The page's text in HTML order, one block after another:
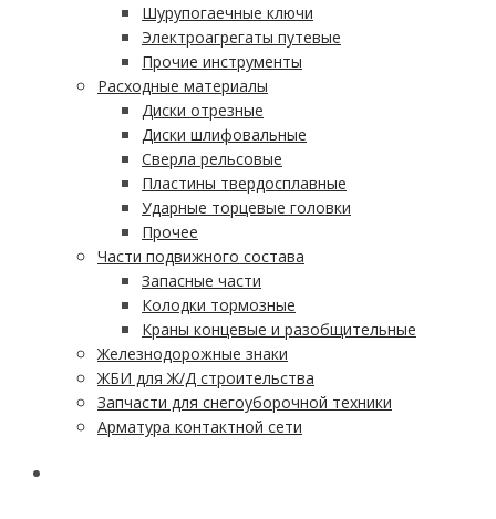
Шурупогаечные ключи
Электроагрегаты путевые
Прочие инструменты
Расходные материалы
Диски отрезные
Диски шлифовальные
Сверла рельсовые
Пластины твердосплавные
Ударные торцевые головки
Прочее
Части подвижного состава
Запасные части
Колодки тормозные
Краны концевые и разобщительные
Железнодорожные знаки
ЖБИ для Ж/Д строительства
Запчасти для снегоуборочной техники
Арматура контактной сети